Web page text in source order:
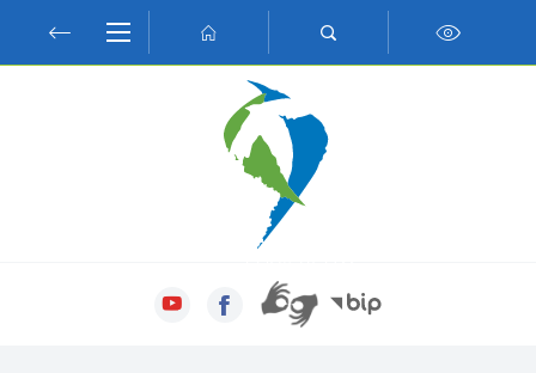
Przejdź do wyszukiwarki.
Przejdź do ustawień wielkości czcionki.
Włącz wersję kontrastową strony.